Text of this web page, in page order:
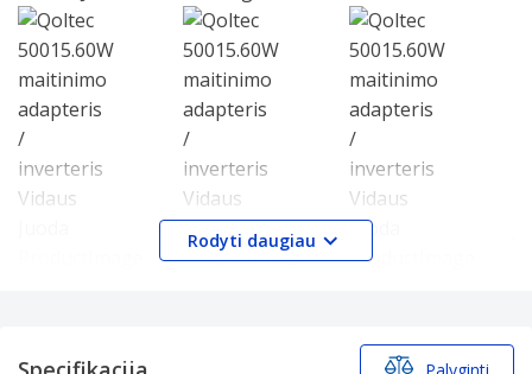
Slide 1 of 3
Specifikacijos
Rodyti daugiau
Palyginti